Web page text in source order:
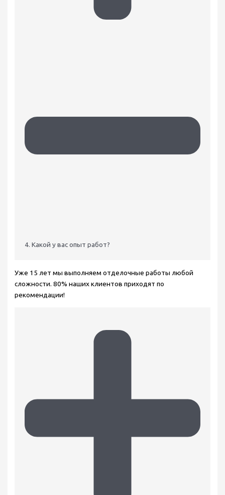
4. Какой у вас опыт работ?
Уже 15 лет мы выполняем отделочные работы любой
сложности. 80% наших клиентов приходят по
рекомендации!